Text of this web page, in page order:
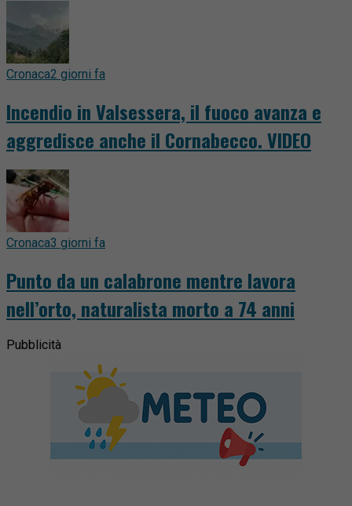
Cronaca2 giorni fa
Incendio in Valsessera, il fuoco avanza e
aggredisce anche il Cornabecco. VIDEO
Cronaca3 giorni fa
Punto da un calabrone mentre lavora
nell’orto, naturalista morto a 74 anni
Pubblicità